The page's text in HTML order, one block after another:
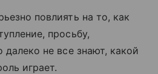
повлиять на то, как
просьбу,
не все знают, какой
играет.